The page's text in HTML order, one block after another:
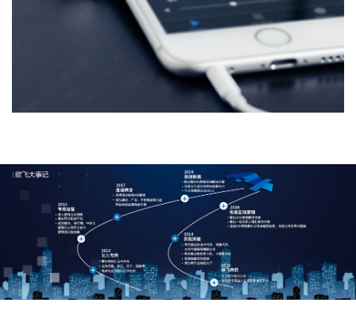
运营商业务：手机话费充值、流量充值、固话/宽带缴费、
虚拟运营商充值、号卡办理，宽带新装
物联网：物联网卡、物联网解决方案
企业短信：通知验证类短信、营销类短信皆可接入